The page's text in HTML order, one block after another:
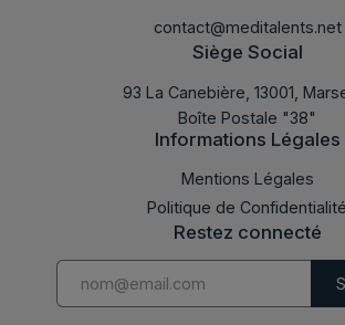
LABMED 2015
contact@meditalents.net
Siège Social
93 La Canebière, 13001,
Boîte Postale "38"
Informations Légales
Mentions Légales
Politique de Confidentialité
Restez connecté